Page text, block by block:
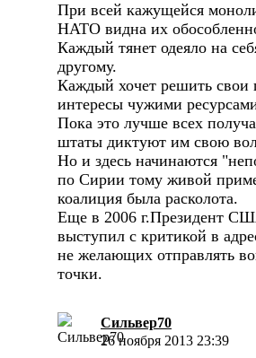
При всей кажущейся
НАТО видна их
Каждый тянет одеяло на
другому.
Каждый хочет решить
интересы чужими
Пока это лучше всех
штаты диктуют им свою
Но и здесь начинаются
по Сирии тому живой
коалиция была расколота.
Еще в 2006 г.Президент
выступил с критикой в
не желающих отправлять
точки.
Сильвер70
26 ноября 2013 23:39